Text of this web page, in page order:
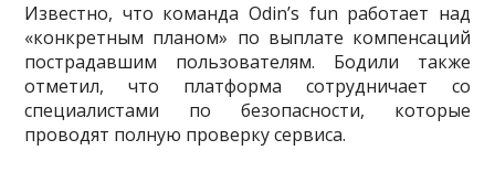
Известно, что команда Odin’s fun работает над
«конкретным планом» по выплате компенсаций
пострадавшим пользователям. Бодили также
отметил, что платформа сотрудничает со
специалистами по безопасности, которые
проводят полную проверку сервиса.